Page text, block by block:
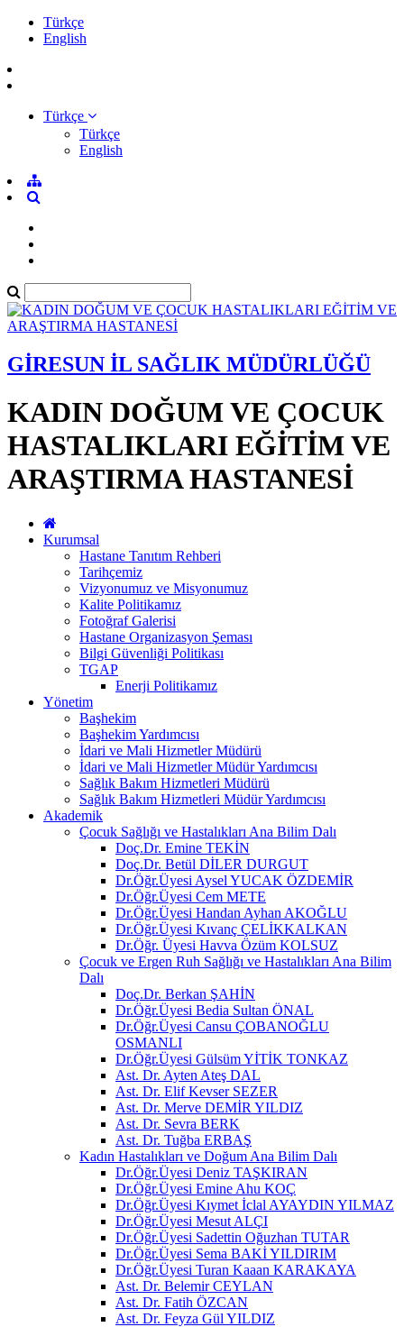
Türkçe
English
Türkçe
Türkçe
English
GİRESUN İL SAĞLIK MÜDÜRLÜĞÜ
KADIN DOĞUM VE ÇOCUK
HASTALIKLARI EĞİTİM VE
ARAŞTIRMA HASTANESİ
Kurumsal
Hastane Tanıtım Rehberi
Tarihçemiz
Vizyonumuz ve Misyonumuz
Kalite Politikamız
Fotoğraf Galerisi
Hastane Organizasyon Şeması
Bilgi Güvenliği Politikası
TGAP
Enerji Politikamız
Yönetim
Başhekim
Başhekim Yardımcısı
İdari ve Mali Hizmetler Müdürü
İdari ve Mali Hizmetler Müdür Yardımcısı
Sağlık Bakım Hizmetleri Müdürü
Sağlık Bakım Hizmetleri Müdür Yardımcısı
Akademik
Çocuk Sağlığı ve Hastalıkları Ana Bilim Dalı
Doç.Dr. Emine TEKİN
Doç.Dr. Betül DİLER DURGUT
Dr.Öğr.Üyesi Aysel YUCAK ÖZDEMİR
Dr.Öğr.Üyesi Cem METE
Dr.Öğr.Üyesi Handan Ayhan AKOĞLU
Dr.Öğr.Üyesi Kıvanç ÇELİKKALKAN
Dr.Öğr. Üyesi Havva Özüm KOLSUZ
Çocuk ve Ergen Ruh Sağlığı ve Hastalıkları Ana Bilim
Dalı
Doç.Dr. Berkan ŞAHİN
Dr.Öğr.Üyesi Bedia Sultan ÖNAL
Dr.Öğr.Üyesi Cansu ÇOBANOĞLU
OSMANLI
Dr.Öğr.Üyesi Gülsüm YİTİK TONKAZ
Ast. Dr. Ayten Ateş DAL
Ast. Dr. Elif Kevser SEZER
Ast. Dr. Merve DEMİR YILDIZ
Ast. Dr. Sevra BERK
Ast. Dr. Tuğba ERBAŞ
Kadın Hastalıkları ve Doğum Ana Bilim Dalı
Dr.Öğr.Üyesi Deniz TAŞKIRAN
Dr.Öğr.Üyesi Emine Ahu KOÇ
Dr.Öğr.Üyesi Kıymet İclal AYAYDIN YILMAZ
Dr.Öğr.Üyesi Mesut ALÇI
Dr.Öğr.Üyesi Sadettin Oğuzhan TUTAR
Dr.Öğr.Üyesi Sema BAKİ YILDIRIM
Dr.Öğr.Üyesi Turan Kaaan KARAKAYA
Ast. Dr. Belemir CEYLAN
Ast. Dr. Fatih ÖZCAN
Ast. Dr. Feyza Gül YILDIZ